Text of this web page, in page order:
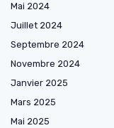
Mai 2024
Juillet 2024
Septembre 2024
Novembre 2024
Janvier 2025
Mars 2025
Mai 2025